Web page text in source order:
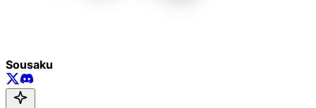
Sousaku